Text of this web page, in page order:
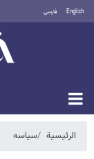
English فارسی
الرئيسية سیاسه